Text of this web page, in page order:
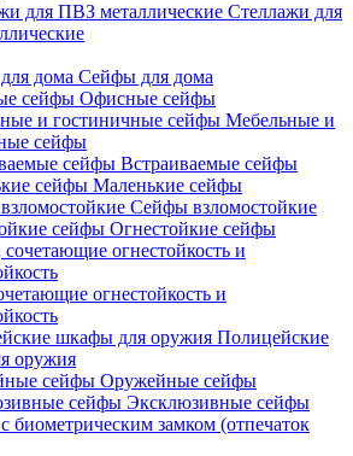
Стеллажи для
Сейфы для дома
Офисные сейфы
Мебельные и
сейфы
Встраиваемые сейфы
Маленькие сейфы
Сейфы взломостойкие
Огнестойкие сейфы
огнестойкость и
Полицейские
оружия
Оружейные сейфы
Эксклюзивные сейфы